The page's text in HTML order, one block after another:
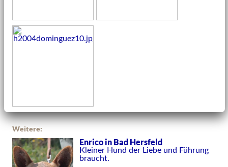
Weitere:
Enrico in Bad Hersfeld
Kleiner Hund der Liebe und Führung
braucht.